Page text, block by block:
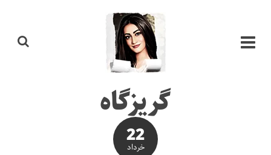
گریزگاه
22
خرداد